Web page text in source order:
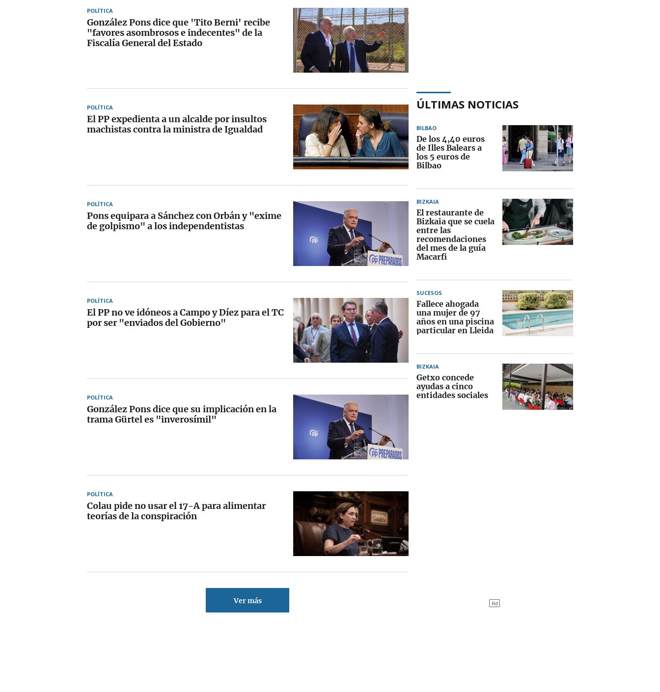
POLÍTICA
González Pons dice que 'Tito Berni' recibe
"favores asombrosos e indecentes" de la
Fiscalía General del Estado
POLÍTICA
El PP expedienta a un alcalde por insultos
machistas contra la ministra de Igualdad
POLÍTICA
Pons equipara a Sánchez con Orbán y "exime
de golpismo" a los independentistas
POLÍTICA
El PP no ve idóneos a Campo y Díez para el TC
por ser "enviados del Gobierno"
POLÍTICA
González Pons dice que su implicación en la
trama Gürtel es "inverosímil"
POLÍTICA
Colau pide no usar el 17-A para alimentar
teorías de la conspiración
Ver más
ÚLTIMAS NOTICIAS
BILBAO
De los 4,40 euros
de Illes Balears a
los 5 euros de
Bilbao
BIZKAIA
El restaurante de
Bizkaia que se cuela
entre las
recomendaciones
del mes de la guía
Macarfi
SUCESOS
Fallece ahogada
una mujer de 97
años en una piscina
particular en Lleida
BIZKAIA
Getxo concede
ayudas a cinco
entidades sociales